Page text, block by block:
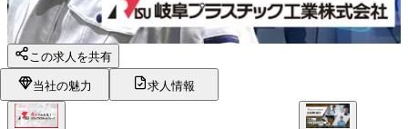
この求人を共有
当社の魅力 求人情報